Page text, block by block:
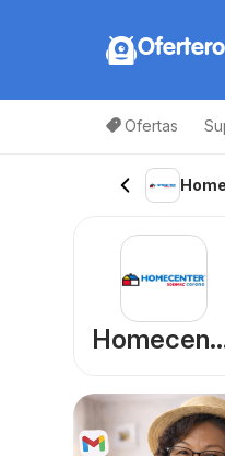
Ofertero
Ofertas